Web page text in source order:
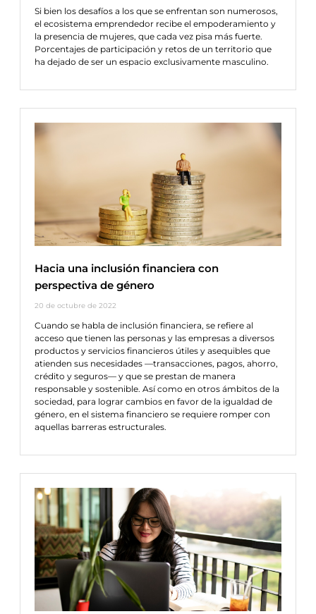
Si bien los desafíos a los que se enfrentan son numerosos,
el ecosistema emprendedor recibe el empoderamiento y
la presencia de mujeres, que cada vez pisa más fuerte.
Porcentajes de participación y retos de un territorio que
ha dejado de ser un espacio exclusivamente masculino.
Hacia una inclusión financiera con
perspectiva de género
20 de octubre de 2022
Cuando se habla de inclusión financiera, se refiere al
acceso que tienen las personas y las empresas a diversos
productos y servicios financieros útiles y asequibles que
atienden sus necesidades —transacciones, pagos, ahorro,
crédito y seguros— y que se prestan de manera
responsable y sostenible. Así como en otros ámbitos de la
sociedad, para lograr cambios en favor de la igualdad de
género, en el sistema financiero se requiere romper con
aquellas barreras estructurales.